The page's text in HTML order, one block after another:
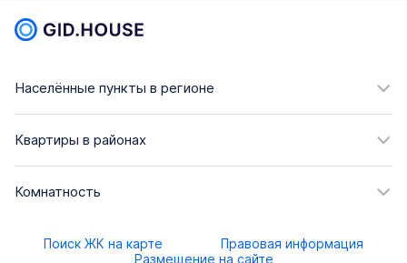
Населённые пункты в регионе
Квартиры в районах
Комнатность
Поиск ЖК на карте
Правовая информация
Размещение на сайте